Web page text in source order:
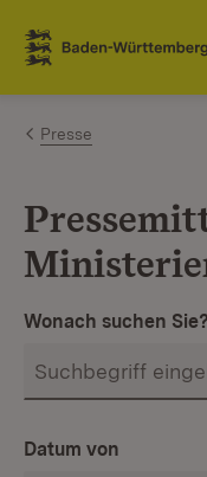
Zum Inhalt
Link zur Startseite
Presse
Wonach suchen Sie?
Datum von